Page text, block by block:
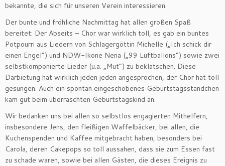
bekannte, die sich für unseren Verein interessieren.
Der bunte und fröhliche Nachmittag hat allen großen Spaß
bereitet: Der Abseits – Chor war wirklich toll, es gab ein buntes
Potpourri aus Liedern von Schlagergöttin Michelle („Ich schick dir
einen Engel“) und NDW-Ikone Nena („99 Luftballons“) sowie zwei
selbstkomponierte Lieder (u.a. „Mut“) zu beklatschen. Diese
Darbietung hat wirklich jeden jeden angesprochen, der Chor hat toll
gesungen. Auch ein spontan eingeschobenes Geburtstagsständchen
kam gut beim überraschten Geburtstagskind an.
Wir bedanken uns bei allen so selbstlos engagierten Mithelfern,
insbesondere Jens, den fleißigen Waffelbäcker, bei allen, die
Kuchenspenden und Kaffee mitgebracht haben, besonders bei
Carola, deren Cakepops so toll aussahen, dass sie zum Essen fast
zu schade waren, sowie bei allen Gästen, die dieses Ereignis zu